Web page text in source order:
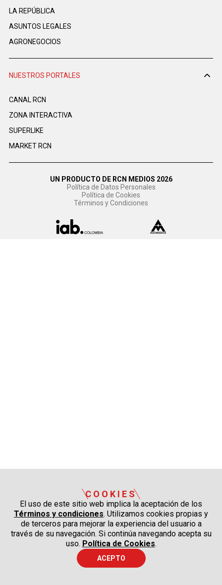
LA REPÚBLICA
ASUNTOS LEGALES
AGRONEGOCIOS
NUESTROS PORTALES
CANAL RCN
ZONA INTERACTIVA
SUPERLIKE
MARKET RCN
UN PRODUCTO DE RCN MEDIOS 2026
Política de Datos Personales
Política de Cookies
Términos y Condiciones
COOKIES
El uso de este sitio web implica la aceptación de los
Términos y condiciones. Utilizamos cookies propias y
de terceros para mejorar la experiencia del usuario a
través de su navegación. Si continúa navegando acepta su
uso. Política de Cookies.
ACEPTO